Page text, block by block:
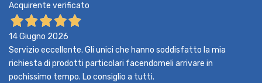
Acquirente verificato
14 Giugno 2026
Servizio eccellente. Gli unici che hanno soddisfatto la mia
richiesta di prodotti particolari facendomeli arrivare in
pochissimo tempo. Lo consiglio a tutti.